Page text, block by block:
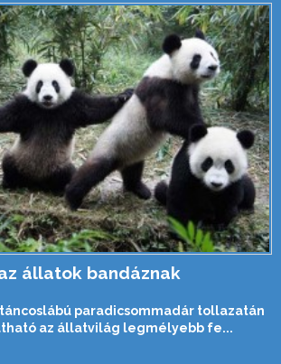
állatok bandáznak
paradicsommadár tollazatán
az állatvilág legmélyebb fe...